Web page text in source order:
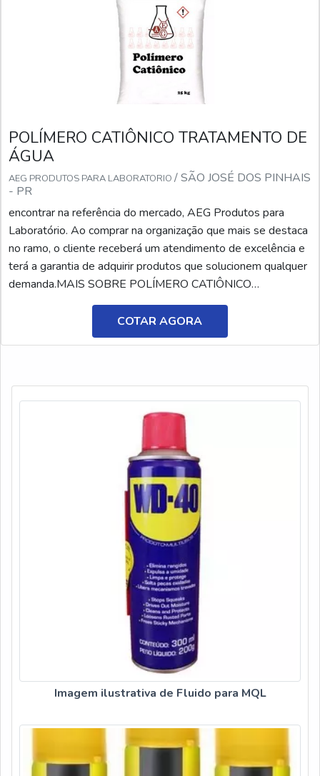
POLÍMERO CATIÔNICO TRATAMENTO DE
ÁGUA
AEG PRODUTOS PARA LABORATORIO / SÃO JOSÉ DOS PINHAIS
- PR
encontrar na referência do mercado, AEG Produtos para
Laboratório. Ao comprar na organização que mais se destaca
no ramo, o cliente receberá um atendimento de excelência e
terá a garantia de adquirir produtos que solucionem qualquer
demanda.MAIS SOBRE POLÍMERO CATIÔNICO
TRATAMENTO DE ÁGUASe alguém buscar por polímero
catiônico tratamento de água em uma empresa responsável,
descobrirá a AEG Produtos para Laboratório. Atuando com
COTAR AGORA
Imagem ilustrativa de Fluido para MQL